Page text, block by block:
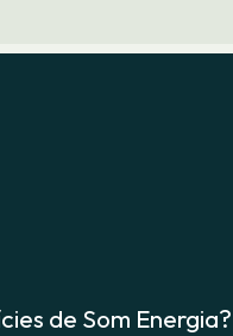
de Som Energia?